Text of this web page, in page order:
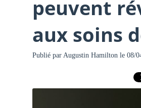
peuvent
aux soins
Publié par Augustin Hamiltonle 08/